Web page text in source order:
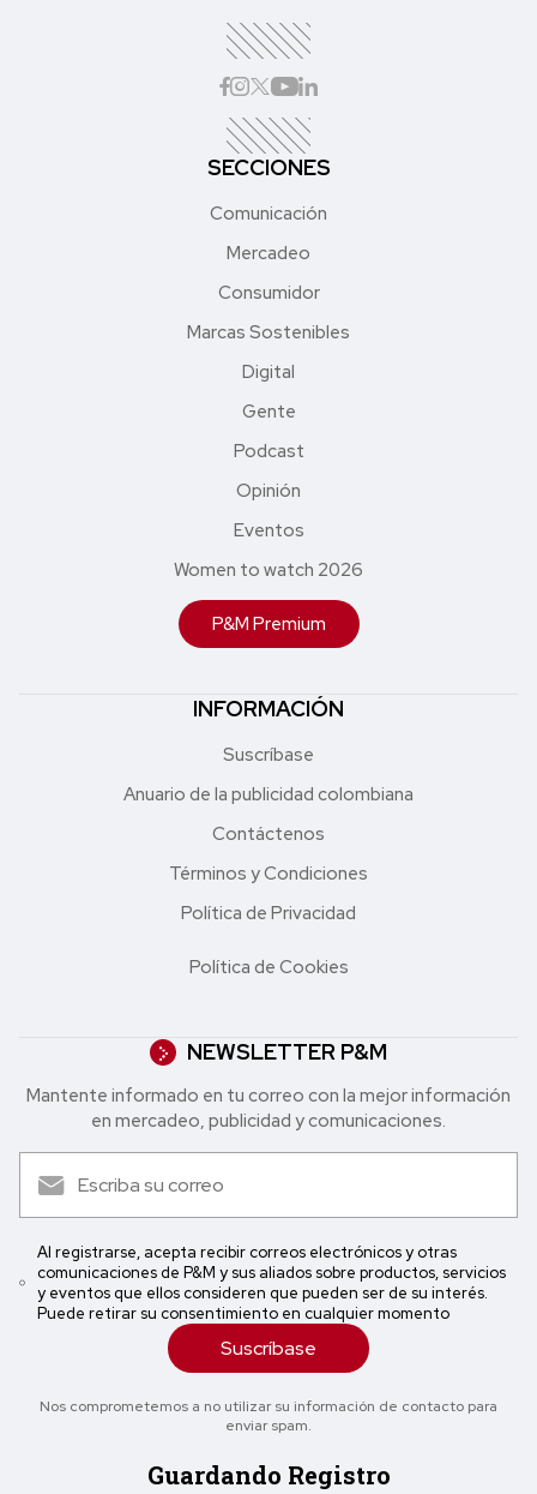
SECCIONES
Comunicación
Mercadeo
Consumidor
Marcas Sostenibles
Digital
Gente
Podcast
Opinión
Eventos
Women to watch 2026
P&M Premium
INFORMACIÓN
Suscríbase
Anuario de la publicidad colombiana
Contáctenos
Términos y Condiciones
Política de Privacidad
Política de Cookies
NEWSLETTER P&M
Mantente informado en tu correo con la mejor in formación
en mercadeo, publicidad y comunicaciones.
Al registrarse, acepta recibir correos electrónicos y otras
comunicaciones de P&M y sus aliados sobre productos, servicios
y eventos que ellos consideren que pueden ser de su interés.
Puede retirar su consentimiento en cualquier momento
Suscríbase
Nos comprometemos a no utilizar su información de contacto para
enviar spam.
Guardando Registro